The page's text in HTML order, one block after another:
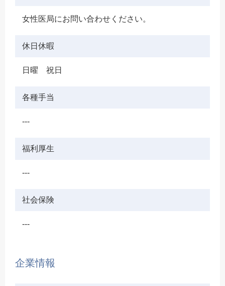
女性医局にお問い合わせください。
休日休暇
日曜 祝日
各種手当
---
福利厚生
---
社会保険
---
企業情報